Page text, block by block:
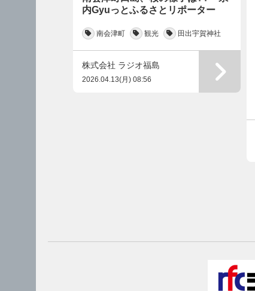
内Gyuっとふるさとリポーター
南会津町 観光 田出宇賀神社
株式会社 ラジオ福島
2026.04.13(月) 08:56